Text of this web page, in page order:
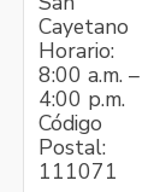
Cayetano
Horario:
8:00 a.m. –
4:00 p.m.
Código
Postal:
111071